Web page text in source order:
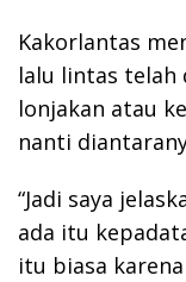
Kakorlantas
lalu lintas telah
lonjakan atau
nanti
“Jadi saya
ada itu
itu biasa